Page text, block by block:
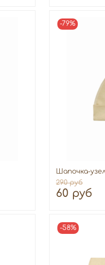
-79%
Шапочка-
290 руб
60 руб
-58%